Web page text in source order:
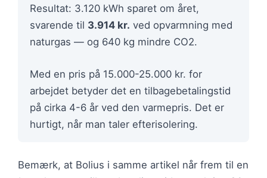
Resultat: 3.120 kWh sparet om året,
svarende til 3.914 kr. ved opvarmning med
naturgas — og 640 kg mindre CO2.
Med en pris på 15.000-25.000 kr. for
arbejdet betyder det en tilbagebetalingstid
på cirka 4-6 år ved den varmepris. Det er
hurtigt, når man taler efterisolering.
Bemærk, at Bolius i samme artikel når frem til en